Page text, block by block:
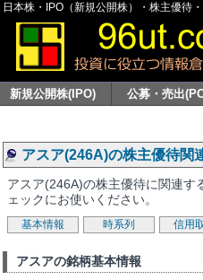
日本株・IPO（新規公開株）・株主優待
新規公開株(IPO) 公募・売出
アスア(246A)の株主優待関
アスア(246A)の株主優待に関連す
ェックにお使いください。
基本情報 時系列 信用
アスアの銘柄基本情報